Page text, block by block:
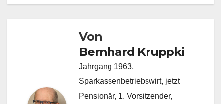
Von
Bernhard Kruppki
Jahrgang 1963,
Sparkassenbetriebswirt, jetzt
Pensionär, 1. Vorsitzender,